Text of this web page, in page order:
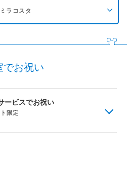
ラコスタ
ジースプリングス
でお祝い
ービスでお祝い
限定